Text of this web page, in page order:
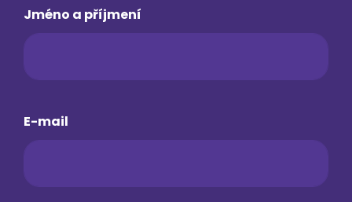
Jméno a příjmení
E-mail